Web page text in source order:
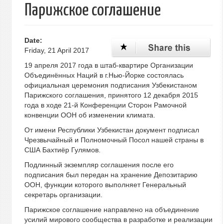
Парижское соглашение
Date:
Friday, 21 April 2017
19 апреля 2017 года в штаб-квартире Организации
Объединённых Наций в г.Нью-Йорке состоялась
официальная церемония подписания Узбекистаном
Парижского соглашения, принятого 12 декабря 2015
года в ходе 21-й Конференции Сторон Рамочной
конвенции ООН об изменении климата.
От имени Республики Узбекистан документ подписал
Чрезвычайный и Полномочный Посол нашей страны в
США Бахтиёр Гулямов.
Подлинный экземпляр соглашения после его
подписания был передан на хранение Депозитарию
ООН, функции которого выполняет Генеральный
секретарь организации.
Парижское соглашение направлено на объединение
усилий мирового сообщества в разработке и реализации